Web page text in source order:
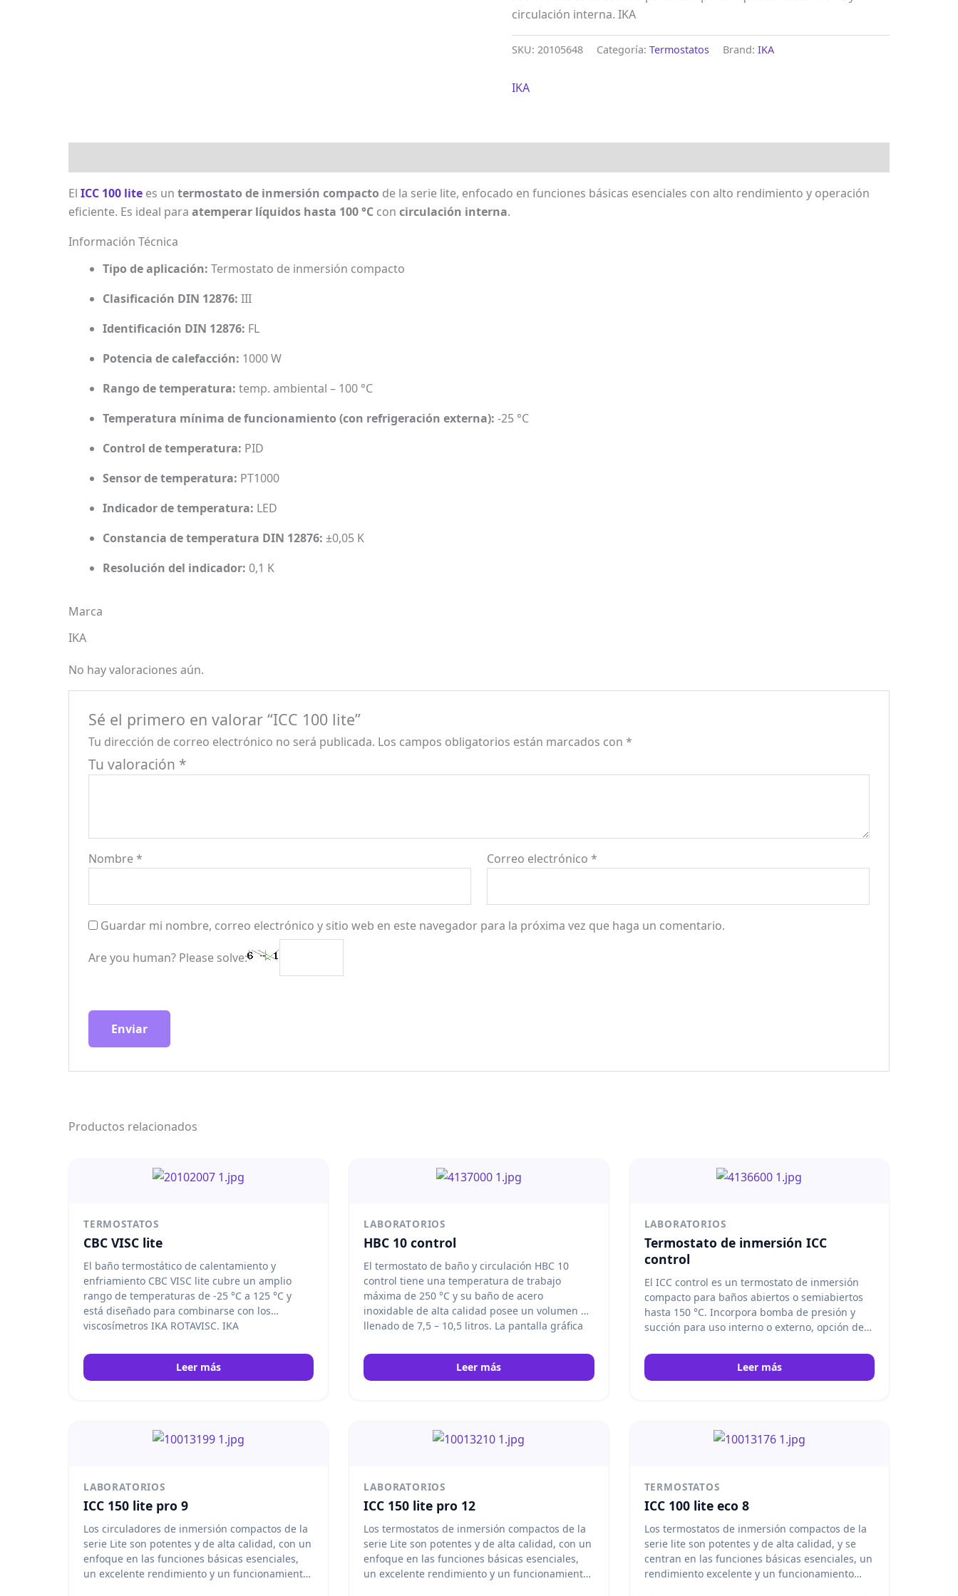
circulación interna. IKA
SKU:20105648 Categoría:Termostatos Brand:IKA
IKA
El ICC 100 lite es un termostato de inmersión compacto de la serie lite, enfocado en funciones básicas esenciales con alto rendimiento y operación
eficiente. Es ideal para atemperar líquidos hasta 100 °C con circulación interna.
Información Técnica
Tipo de aplicación: Termostato de inmersión compacto
Clasificación DIN 12876: III
Identificación DIN 12876: FL
Potencia de calefacción: 1000 W
Rango de temperatura: temp. ambiental – 100 °C
Temperatura mínima de funcionamiento (con refrigeración externa): -25 °C
Control de temperatura: PID
Sensor de temperatura: PT1000
Indicador de temperatura: LED
Constancia de temperatura DIN 12876: ±0,05 K
Resolución del indicador: 0,1 K
Marca
IKA
No hay valoraciones aún.
Sé el primero en valorar “ICC 100 lite”
Tu dirección de correo electrónico no será publicada. Los campos obligatorios están marcados con *
Tu valoración *
Nombre* Correo electrónico *
Guardar mi nombre, correo electrónico y sitio web en este navegador para la próxima vez que haga un comentario.
Are you human? Please solve:
Productos relacionados
TERMOSTATOS
CBC VISC lite
El baño termostático de calentamiento y
enfriamiento CBC VISC lite cubre un amplio
rango de temperaturas de -25 °C a 125 °C y
está diseñado para combinarse con los
viscosímetros IKA ROTAVISC. IKA
Leer más
LABORATORIOS
HBC 10 control
El termostato de baño y circulación HBC 10
control tiene una temperatura de trabajo
máxima de 250 °C y su baño de acero
inoxidable de alta calidad posee un volumen de
llenado de 7,5 – 10,5 litros. La pantalla gráfica
del proceso. Con solo pulsar un botón, el
usuario puede pasar de la regulación interna a
navegación de menú mediante pulsadores y
mandos giratorios, en varios idiomas y asistida
Leer más
LABORATORIOS
Termostato de inmersión ICC
control
El ICC control es un termostato de inmersión
compacto para baños abiertos o semiabiertos
hasta 150 °C. Incorpora bomba de presión y
succión para uso interno o externo, opción de
ergonómica y pantalla TFT intuitiva. IKA
Leer más
LABORATORIOS
ICC 150 lite pro 9
Los circuladores de inmersión compactos de la
serie Lite son potentes y de alta calidad, con un
enfoque en las funciones básicas esenciales,
un excelente rendimiento y un funcionamiento
LABORATORIOS
ICC 150 lite pro 12
Los termostatos de inmersión compactos de la
serie Lite son potentes y de alta calidad, con un
enfoque en las funciones básicas esenciales,
un excelente rendimiento y un funcionamiento
TERMOSTATOS
ICC 100 lite eco 8
Los termostatos de inmersión compactos de la
serie lite son potentes y de alta calidad, y se
centran en las funciones básicas esenciales, un
rendimiento excelente y un funcionamiento